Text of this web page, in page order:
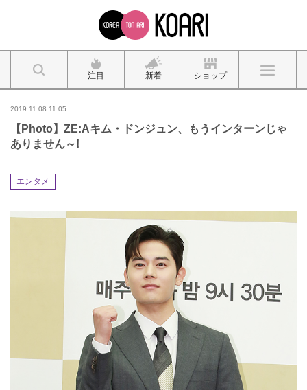
注目 新着 ショップ
2019.11.08 11:05
【Photo】ZE:Aキム・ドンジュン、もうインターンじゃ
ありません～!
エンタメ